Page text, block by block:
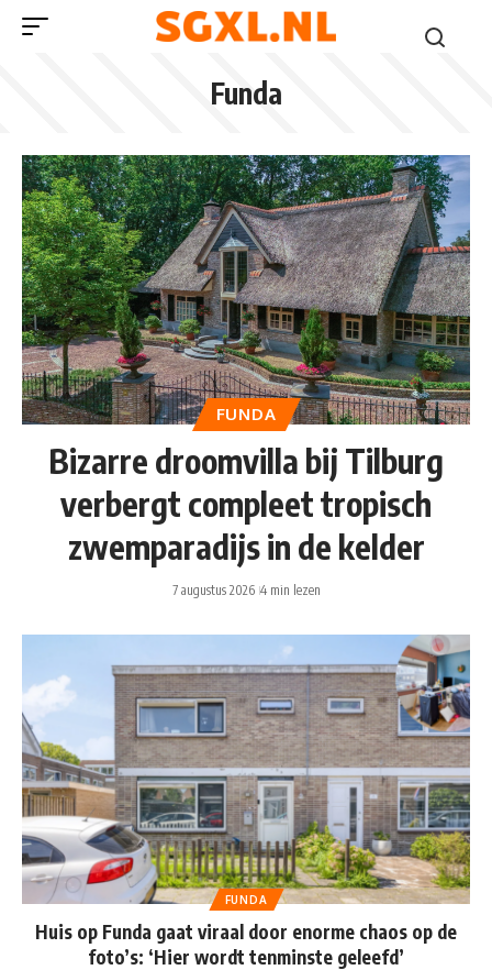
Funda
FUNDA
Bizarre droomvilla bij Tilburg
verbergt compleet tropisch
zwemparadijs in de kelder
7 augustus 2026 4 min lezen
FUNDA
Huis op Funda gaat viraal door enorme chaos op de
foto’s: ‘Hier wordt tenminste geleefd’